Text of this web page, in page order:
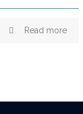
Read more